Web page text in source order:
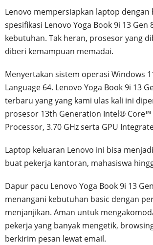
Lenovo mempersiapkan laptop dengan
spesifikasi Lenovo Yoga Book 9i 13 Gen
kebutuhan. Tak heran, prosesor yang
diberi kemampuan memadai.
Menyertakan sistem operasi Windows
Language 64. Lenovo Yoga Book 9i 13
terbaru yang yang kami ulas kali ini
prosesor 13th Generation Intel® Core™
Processor, 3.70 GHz serta GPU
Laptop keluaran Lenovo ini bisa
buat pekerja kantoran, mahasiswa
Dapur pacu Lenovo Yoga Book 9i 13
menangani kebutuhan basic dengan
menjanjikan. Aman untuk
pekerja yang banyak mengetik,
berkirim pesan lewat email.